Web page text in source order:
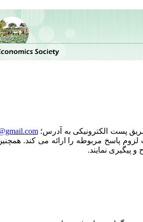
پست الکترونیکی به آدرس؛
پاسخ مربوطه را ارائه می کند.
نمایند.